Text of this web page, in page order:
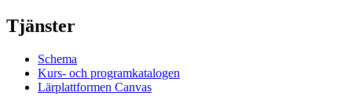
Tjänster
Schema
Kurs- och programkatalogen
Lärplattformen Canvas